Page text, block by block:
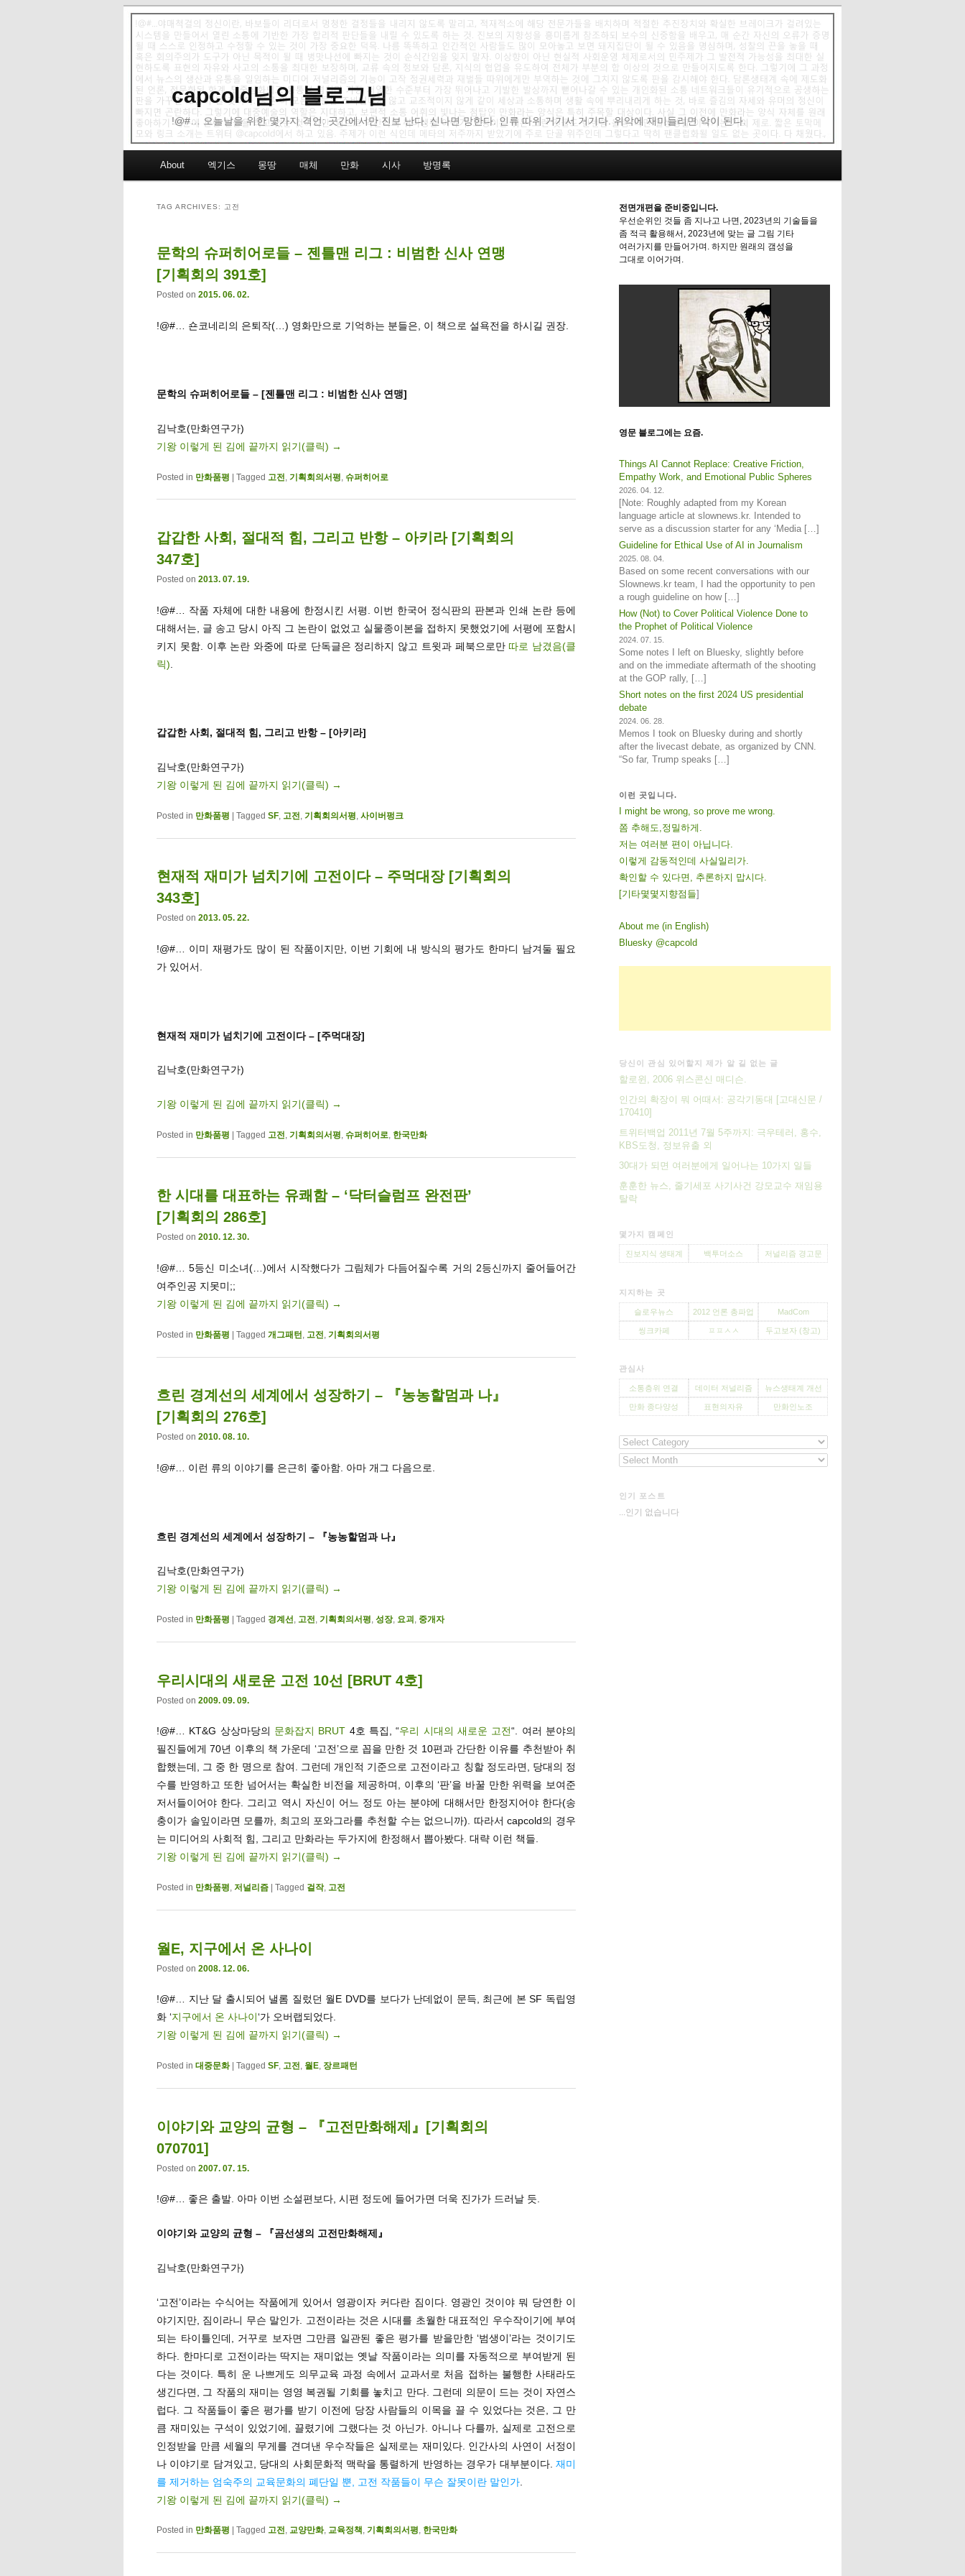
capcold님의 블로그님
!@#… 오늘날을 위한 몇가지 격언: 곳간에서만 진보 난다. 신나면 망한다. 인류 따위 거기서 거기다. 위악에 재미들리면 악이 된다.
Skip to primary content
Skip to secondary content
About 엑기스 몽땅 매체 만화 시사 방명록
TAG ARCHIVES: 고전
문학의 슈퍼히어로들 – 젠틀맨 리그 : 비범한 신사 연맹
[기획회의 391호]
Posted on 2015. 06. 02.
!@#… 숀코네리의 은퇴작(…) 영화만으로 기억하는 분들은, 이 책으로 설욕전을 하시길 권장.
문학의 슈퍼히어로들 – [젠틀맨 리그 : 비범한 신사 연맹]
김낙호(만화연구가)
기왕 이렇게 된 김에 끝까지 읽기(클릭) →
Posted in 만화품평 | Tagged 고전 기획회의서평 슈퍼히어로
갑갑한 사회, 절대적 힘, 그리고 반항 – 아키라 [기획회의
347호]
Posted on 2013. 07. 19.
!@#… 작품 자체에 대한 내용에 한정시킨 서평. 이번 한국어 정식판의 판본과 인쇄 논란 등에
대해서는, 글 송고 당시 아직 그 논란이 없었고 실물종이본을 접하지 못했었기에 서평에 포함시
키지 못함. 이후 논란 와중에 따로 단독글은 정리하지 않고 트윗과 페북으로만 따로 남겼음(클
릭)
갑갑한 사회, 절대적 힘, 그리고 반항 – [아키라]
김낙호(만화연구가)
기왕 이렇게 된 김에 끝까지 읽기(클릭) →
Posted in 만화품평 | Tagged SF 고전 기획회의서평 사이버펑크
현재적 재미가 넘치기에 고전이다 – 주먹대장 [기획회의
343호]
Posted on 2013. 05. 22.
!@#… 이미 재평가도 많이 된 작품이지만, 이번 기회에 내 방식의 평가도 한마디 남겨둘 필요
가 있어서.
현재적 재미가 넘치기에 고전이다 – [주먹대장]
김낙호(만화연구가)
기왕 이렇게 된 김에 끝까지 읽기(클릭) →
Posted in 만화품평 | Tagged 고전 기획회의서평 슈퍼히어로 한국만화
한 시대를 대표하는 유쾌함 – ‘닥터슬럼프 완전판’
[기획회의 286호]
Posted on 2010. 12. 30.
!@#… 5등신 미소녀(…)에서 시작했다가 그림체가 다듬어질수록 거의 2등신까지 줄어들어간
여주인공 지못미;;
기왕 이렇게 된 김에 끝까지 읽기(클릭) →
Posted in 만화품평 | Tagged 개그패턴 고전 기획회의서평
흐린 경계선의 세계에서 성장하기 – 『농농할멈과 나』
[기획회의 276호]
Posted on 2010. 08. 10.
!@#… 이런 류의 이야기를 은근히 좋아함. 아마 개그 다음으로.
흐린 경계선의 세계에서 성장하기 – 『농농할멈과 나』
김낙호(만화연구가)
기왕 이렇게 된 김에 끝까지 읽기(클릭) →
Posted in 만화품평 Tagged 경계선, 고전, 기획회의서평, 성장, 요괴 , 중개자
우리시대의 새로운 고전 10선 [BRUT 4호]
Posted on 2009. 09. 09.
!@#… KT&G 상상마당의 문화잡지 BRUT 4호 특집, “우리 시대의 새로운 고전“. 여러 분야의
필진들에게 70년 이후의 책 가운데 ‘고전’으로 꼽을 만한 것 10편과 간단한 이유를 추천받아 취
합했는데, 그 중 한 명으로 참여. 그런데 개인적 기준으로 고전이라고 칭할 정도라면, 당대의 정
수를 반영하고 또한 넘어서는 확실한 비전을 제공하며, 이후의 ‘판’을 바꿀 만한 위력을 보여준
저서들이어야 한다. 그리고 역시 자신이 어느 정도 아는 분야에 대해서만 한정지어야 한다(송
충이가 솔잎이라면 모를까, 최고의 포와그라를 추천할 수는 없으니까). 따라서 capcold의 경우
는 미디어의 사회적 힘, 그리고 만화라는 두가지에 한정해서 뽑아봤다. 대략 이런 책들.
기왕 이렇게 된 김에 끝까지 읽기(클릭) →
Posted in 만화품평, 저널리즘 Tagged 걸작, 고전
월E, 지구에서 온 사나이
Posted on 2008. 12. 06.
!@#… 지난 달 출시되어 낼롬 질렀던 월E DVD를 보다가 난데없이 문득, 최근에 본 SF 독립영
화 ‘지구에서 온 사나이‘가 오버랩되었다.
기왕 이렇게 된 김에 끝까지 읽기(클릭) →
Posted in 대중문화 Tagged SF, 고전, 월E, 장르패턴
이야기와 교양의 균형 – 『고전만화해제』[기획회의
070701]
Posted on 2007. 07. 15.
!@#… 좋은 출발. 아마 이번 소설편보다, 시편 정도에 들어가면 더욱 진가가 드러날 듯.
이야기와 교양의 균형 – 『곰선생의 고전만화해제』
김낙호(만화연구가)
‘고전’이라는 수식어는 작품에게 있어서 영광이자 커다란 짐이다. 영광인 것이야 뭐 당연한 이
야기지만, 짐이라니 무슨 말인가. 고전이라는 것은 시대를 초월한 대표적인 우수작이기에 부여
되는 타이틀인데, 거꾸로 보자면 그만큼 일관된 좋은 평가를 받을만한 ‘범생이’라는 것이기도
하다. 한마디로 고전이라는 딱지는 재미없는 옛날 작품이라는 의미를 자동적으로 부여받게 된
다는 것이다. 특히 운 나쁘게도 의무교육 과정 속에서 교과서로 처음 접하는 불행한 사태라도
생긴다면, 그 작품의 재미는 영영 복권될 기회를 놓치고 만다. 그런데 의문이 드는 것이 자연스
럽다. 그 작품들이 좋은 평가를 받기 이전에 당장 사람들의 이목을 끌 수 있었다는 것은, 그 만
큼 재미있는 구석이 있었기에, 끌렸기에 그랬다는 것 아닌가. 아니나 다를까, 실제로 고전으로
인정받을 만큼 세월의 무게를 견뎌낸 우수작들은 실제로는 재미있다. 인간사의 사연이 서정이
나 이야기로 담겨있고, 당대의 사회문화적 맥락을 통렬하게 반영하는 경우가 대부분이다. 재미
를 제거하는 엄숙주의 교육문화의 폐단일 뿐, 고전 작품들이 무슨 잘못이란 말인가
기왕 이렇게 된 김에 끝까지 읽기(클릭) →
Posted in 만화품평 Tagged 고전, 교양만화, 교육정책 , 기획회의서평, 한국만화
전면개편을 준비중입니다.
우선순위인 것들 좀 지나고 나면, 2023년의 기술들을
좀 적극 활용해서, 2023년에 맞는 글 그림 기타
여러가지를 만들어가며. 하지만 원래의 갬성을
그대로 이어가며.
영문 블로그에는 요즘.
Things AI Cannot Replace: Creative Friction,
Empathy Work, and Emotional Public Spheres
2026. 04. 12.
[Note: Roughly adapted from my Korean
language article at slownews.kr. Intended to
serve as a discussion starter for any ‘Media […]
Guideline for Ethical Use of AI in Journalism
2025. 08. 04.
Based on some recent conversations with our
Slownews.kr team, I had the opportunity to pen
a rough guideline on how […]
How (Not) to Cover Political Violence Done to
the Prophet of Political Violence
2024. 07. 15.
Some notes I left on Bluesky, slightly before
and on the immediate aftermath of the shooting
at the GOP rally, […]
Short notes on the first 2024 US presidential
debate
2024. 06. 28.
Memos I took on Bluesky during and shortly
after the livecast debate, as organized by CNN.
“So far, Trump speaks […]
이런 곳입니다.
I might be wrong, so prove me wrong.
쫌 추해도,정밀하게.
저는 여러분 편이 아닙니다.
이렇게 감동적인데 사실일리가.
확인할 수 있다면, 추론하지 맙시다.
[기 타몇 몇 지 향점 들]
About me (in English)
Bluesky @capcold
당신이 관심 있어할지 제가 알 길 없는 글
할로윈, 2006 위스콘신 매디슨.
인간의 확장이 뭐 어때서: 공각기동대 [고대신문 /
170410]
트위터백업 2011년 7월 5주까지: 극우테러, 홍수,
KBS도청, 정보유출 외
30대가 되면 여러분에게 일어나는 10가지 일들
훈훈한 뉴스, 줄기세포 사기사건 강모교수 재임용
탈락
몇가지 캠페인
진보지식 생태계 백투더소스 저널리즘 경고문
지지하는 곳
슬로우뉴스 2012 언론 총파업 MadCom
씽크카페 ㅍㅍㅅㅅ 두고보자 (창고)
관심사
소통층위 연결 데이터 저널리즘 뉴스생태계 개선
만화 종다양성 표현의자유 만화인노조
인기 포스트
...인기 없습니다